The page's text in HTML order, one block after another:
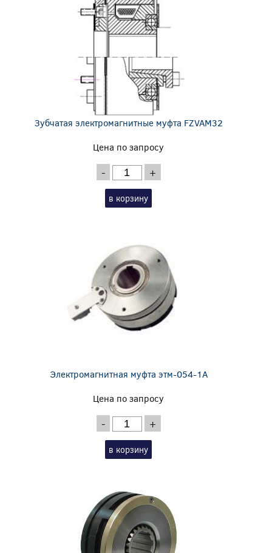
Зубчатая электромагнитные муфта FZVAM32
Цена по запросу
- +
в корзину
Электромагнитная муфта этм-054-1А
Цена по запросу
- +
в корзину